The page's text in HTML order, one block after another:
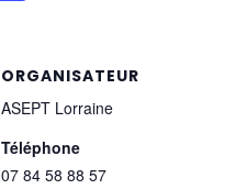
ORGANISATEUR
ASEPT Lorraine
Téléphone
07 84 58 88 57